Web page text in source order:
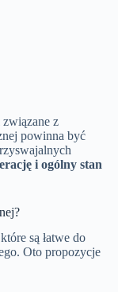
z
powinna być
i ogólny stan
są łatwe do
Oto propozycje